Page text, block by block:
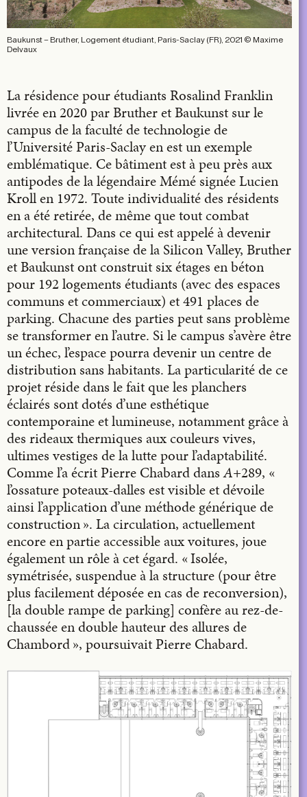
Baukunst – Bruther, Logement étudiant, Paris-Saclay (FR), 2021 © Maxime
Delvaux
La résidence pour étudiants Rosalind Franklin
livrée en 2020 par Bruther et Baukunst sur le
campus de la faculté de technologie de
l’Université Paris-Saclay en est un exemple
emblématique. Ce bâtiment est à peu près aux
antipodes de la légendaire Mémé signée Lucien
Kroll en 1972. Toute individualité des résidents
en a été retirée, de même que tout combat
architectural. Dans ce qui est appelé à devenir
une version française de la Silicon Valley, Bruther
et Baukunst ont construit six étages en béton
pour 192 logements étudiants (avec des espaces
communs et commerciaux) et 491 places de
parking. Chacune des parties peut sans problème
se transformer en l’autre. Si le campus s’avère être
un échec, l’espace pourra devenir un centre de
distribution sans habitants. La particularité de ce
projet réside dans le fait que les planchers
éclairés sont dotés d’une esthétique
contemporaine et lumineuse, notamment grâce à
des rideaux thermiques aux couleurs vives,
ultimes vestiges de la lutte pour l’adaptabilité.
Comme l’a écrit Pierre Chabard dansA+289, «
l’ossature poteaux-dalles est visible et dévoile
ainsi l’application d’une méthode générique de
construction ». La circulation, actuellement
encore en partie accessible aux voitures, joue
également un rôle à cet égard. « Isolée,
symétrisée, suspendue à la structure (pour être
plus facilement déposée en cas de reconversion),
[la double rampe de parking] confère au rez-de-
chaussée en double hauteur des allures de
Chambord », poursuivait Pierre Chabard.